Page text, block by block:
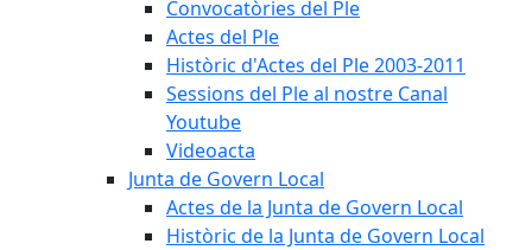
Convocatòries del Ple
Actes del Ple
Històric d'Actes del Ple 2003-2011
Sessions del Ple al nostre Canal
Youtube
Videoacta
Junta de Govern Local
Actes de la Junta de Govern Local
Històric de la Junta de Govern Local